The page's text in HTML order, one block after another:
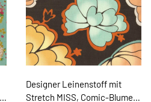
Designer Leinenstoff mit
Stretch MISS, Comic-Blumen,